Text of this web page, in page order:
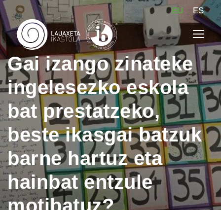
EU ES
Gai izango zinateke
ingelesezko eskola
bat prestatzeko,
beste ikasgai batzuk
barne hartuz eta
hainbat entzule
motibatuz?